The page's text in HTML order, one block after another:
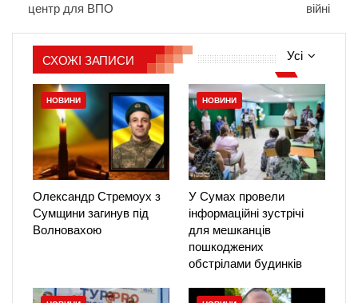
центр для ВПО
війні
Усі
СХОЖІ ЗАПИСИ
НОВИНИ
Олександр Стремоух з
Сумщини загинув під
Волновахою
НОВИНИ
У Сумах провели
інформаційні зустрічі
для мешканців
пошкоджених
обстрілами будинків